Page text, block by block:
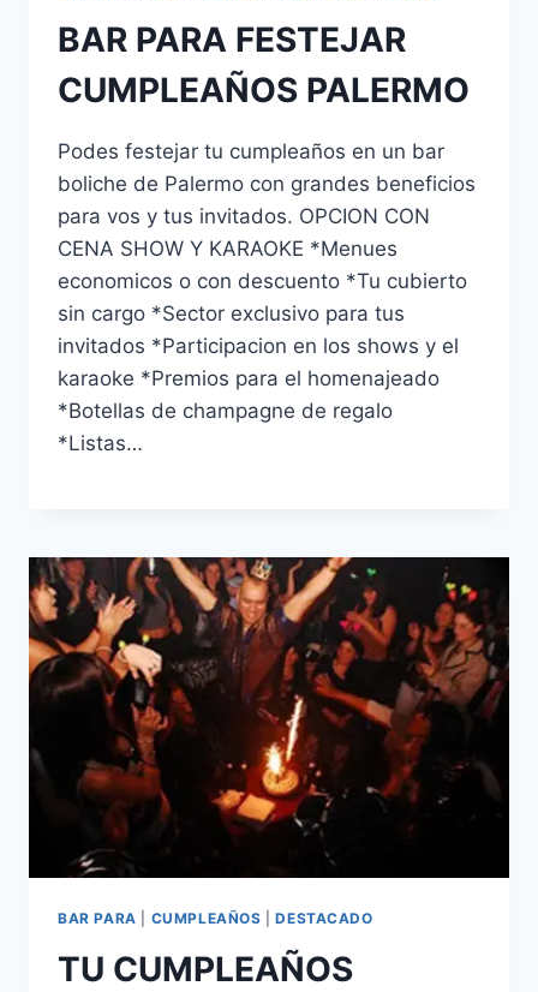
BAR PARA FESTEJAR
CUMPLEAÑOS PALERMO
Podes festejar tu cumpleaños en un bar
boliche de Palermo con grandes beneficios
para vos y tus invitados. OPCION CON
CENA SHOW Y KARAOKE *Menues
economicos o con descuento *Tu cubierto
sin cargo *Sector exclusivo para tus
invitados *Participacion en los shows y el
karaoke *Premios para el homenajeado
*Botellas de champagne de regalo
*Listas…
BAR PARA CUMPLEAÑOS |DESTACADO
TU CUMPLEAÑOS